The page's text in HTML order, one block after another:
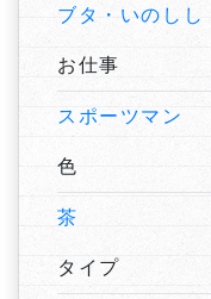
ブタ・いのしし
お仕事
スポーツマン
色
茶
タイプ